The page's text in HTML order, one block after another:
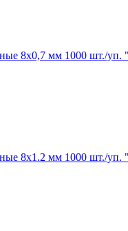
8x0,7 мм 1000
8x1.2 мм 1000 шт./уп.